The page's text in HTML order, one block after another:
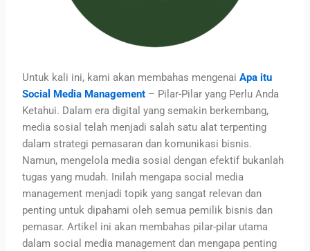
Untuk kali ini, kami akan membahas mengenaiApa itu
Social Media Management – Pilar-Pilar yang Perlu Anda
Ketahui. Dalam era digital yang semakin berkembang,
media sosial telah menjadi salah satu alat terpenting
dalam strategi pemasaran dan komunikasi bisnis.
Namun, mengelola media sosial dengan efektif bukanlah
tugas yang mudah. Inilah mengapa social media
management menjadi topik yang sangat relevan dan
penting untuk dipahami oleh semua pemilik bisnis dan
pemasar. Artikel ini akan membahas pilar-pilar utama
dalam social media management dan mengapa penting